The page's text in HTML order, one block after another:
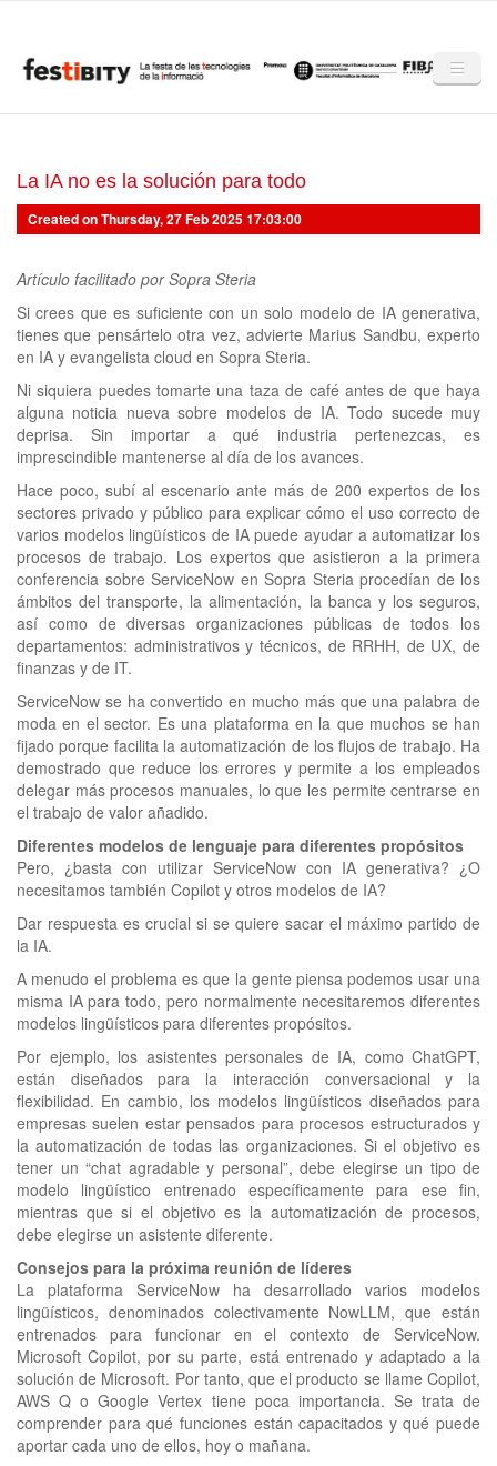
Club Festibity
La Festibity
Partners
Mencions
Notícies
Mèdia
Altres edicions
clickNEWS
La IA no es la solución para todo
Created on Thursday, 27 Feb 2025 17:03:00
Artículo facilitado por Sopra Steria
Si crees que es suficiente con un solo modelo de IA generativa,
tienes que pensártelo otra vez, advierte Marius Sandbu, experto
en IA y evangelista cloud en Sopra Steria.
Ni siquiera puedes tomarte una taza de café antes de que haya
alguna noticia nueva sobre modelos de IA. Todo sucede muy
deprisa. Sin importar a qué industria pertenezcas, es
imprescindible mantenerse al día de los avances.
Hace poco, subí al escenario ante más de 200 expertos de los
sectores privado y público para explicar cómo el uso correcto de
varios modelos lingüísticos de IA puede ayudar a automatizar los
procesos de trabajo. Los expertos que asistieron a la primera
conferencia sobre ServiceNow en Sopra Steria procedían de los
ámbitos del transporte, la alimentación, la banca y los seguros,
así como de diversas organizaciones públicas de todos los
departamentos: administrativos y técnicos, de RRHH, de UX, de
finanzas y de IT.
ServiceNow se ha convertido en mucho más que una palabra de
moda en el sector. Es una plataforma en la que muchos se han
fijado porque facilita la automatización de los flujos de trabajo. Ha
demostrado que reduce los errores y permite a los empleados
delegar más procesos manuales, lo que les permite centrarse en
el trabajo de valor añadido.
Diferentes modelos de lenguaje para diferentes propósitos
Pero, ¿basta con utilizar ServiceNow con IA generativa? ¿O
necesitamos también Copilot y otros modelos de IA?
Dar respuesta es crucial si se quiere sacar el máximo partido de
la IA.
A menudo el problema es que la gente piensa podemos usar una
misma IA para todo, pero normalmente necesitaremos diferentes
modelos lingüísticos para diferentes propósitos.
Por ejemplo, los asistentes personales de IA, como ChatGPT,
están diseñados para la interacción conversacional y la
flexibilidad. En cambio, los modelos lingüísticos diseñados para
empresas suelen estar pensados para procesos estructurados y
la automatización de todas las organizaciones. Si el objetivo es
tener un “chat agradable y personal”, debe elegirse un tipo de
modelo lingüístico entrenado específicamente para ese fin,
mientras que si el objetivo es la automatización de procesos,
debe elegirse un asistente diferente.
Consejos para la próxima reunión de líderes
La plataforma ServiceNow ha desarrollado varios modelos
lingüísticos, denominados colectivamente NowLLM, que están
entrenados para funcionar en el contexto de ServiceNow.
Microsoft Copilot, por su parte, está entrenado y adaptado a la
solución de Microsoft. Por tanto, que el producto se llame Copilot,
AWS Q o Google Vertex tiene poca importancia. Se trata de
comprender para qué funciones están capacitados y qué puede
aportar cada uno de ellos, hoy o mañana.